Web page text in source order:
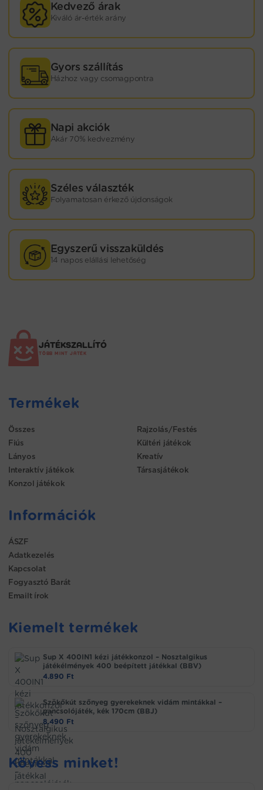
Kedvező árak
Kiváló ár-érték arány
Gyors szállítás
Házhoz vagy csomagpontra
Napi akciók
Akár 70% kedvezmény
Széles választék
Folyamatosan érkező újdonságok
Egyszerű visszaküldés
14 napos elállási lehetőség
JÁTÉKSZALLÍTÓ
TÖBB MINT JÁTÉK
Termékek
Összes
Fiús
Lányos
Interaktív játékok
Konzol játékok
Rajzolás/Festés
Kültéri játékok
Kreatív
Társasjátékok
Információk
ÁSZF
Adatkezelés
Kapcsolat
Fogyasztó Barát
Emailt írok
Kiemelt termékek
Sup X 400IN1 kézi játékkonzol – Nosztalgikus
játékélmények 400 beépített játékkal (BBV)
4.890 Ft
Szökőkút szőnyeg gyerekeknek vidám mintákkal –
pancsolójáték, kék 170cm (BBJ)
8.490 Ft
Kövess minket!